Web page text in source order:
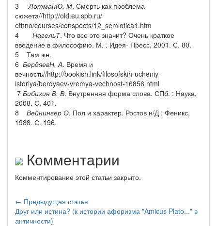
3ЛотманЮ. М. Смерть как проблема
сюжета//http://old.eu.spb.ru/
ethno/courses/conspects/12_semiotica1.htm
4 НагельТ. Что все это значит? Очень краткое
введение в философию. М. : Идея- Пресс, 2001. С. 80.
5 Там же.
6 БердяевН.А. Время и
вечность//http://bookish.link/filosofskih-ucheniy-
istoriya/berdyaev-vremya-vechnost-16856.html
7 Бибихин В. В. Внутренняя форма слова. СПб. : Наука,
2008. С. 401.
8 Вейнингер О. Пол и характер. Ростов н/Д : Феникс,
1988. С. 196.
Комментарии
Комментирование этой статьи закрыто.
← Предыдущая статья
Друг или истина? (к истории афоризма "Amicus Plato..." в
античности)